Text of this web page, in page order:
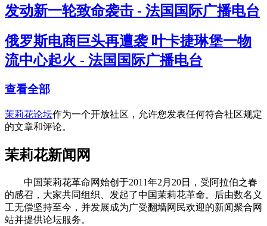
发动新一轮致命袭击 - 法国国际广播电台
俄罗斯电商巨头再遭袭 叶卡捷琳堡一物
流中心起火 - 法国国际广播电台
查看全部
茉莉花论坛作为一个开放社区，允许您发表任何符合社区规定
的文章和评论。
茉莉花新闻网
中国茉莉花革命网始创于2011年2月20日，受阿拉伯之春
的感召，大家共同组织、发起了中国茉莉花革命。后由数名义
工无偿坚持至今，并发展成为广受翻墙网民欢迎的新闻聚合网
站并提供论坛服务。